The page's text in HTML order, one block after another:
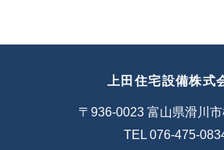
上田住宅設備株式
〒936-0023 富山県滑川
TEL 076-475-